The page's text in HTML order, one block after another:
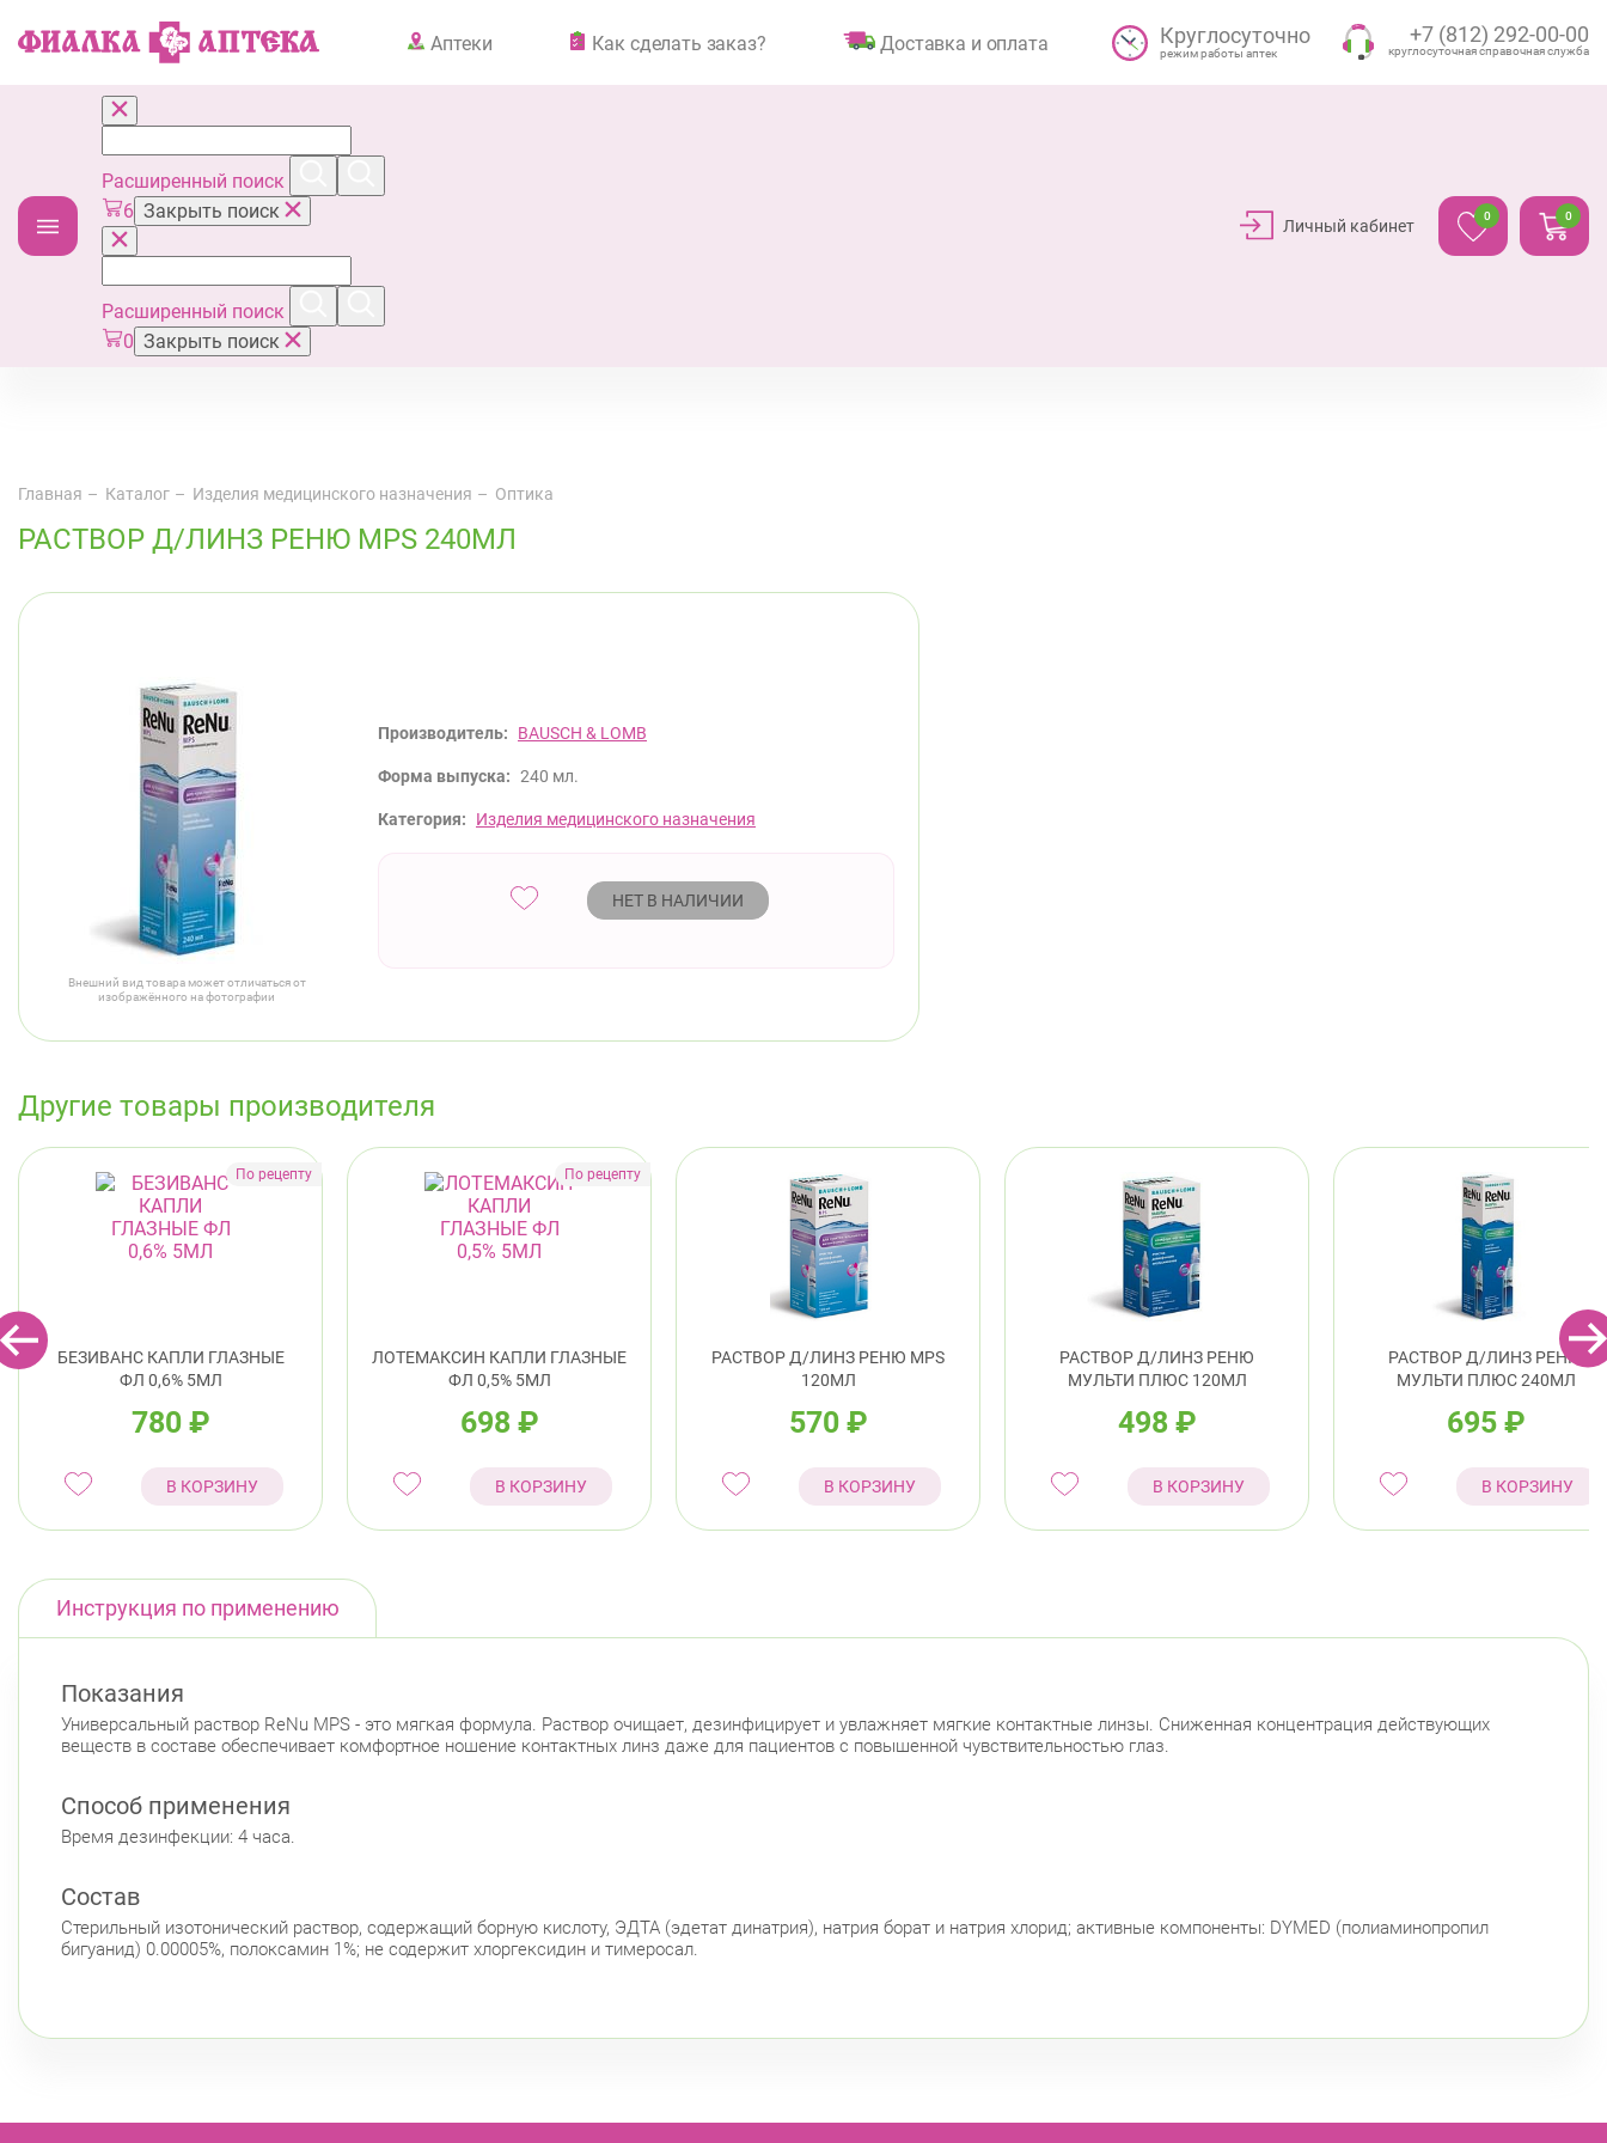
Аптеки Как сделать заказ? Доставка и оплата Круглосуточно
режим работы аптек
+7 (812) 292-00-00
круглосуточная справочная служба
Расширенный поиск
6 Закрыть поиск
Расширенный поиск
0 Закрыть поиск
Личный кабинет
0 0
Главная Каталог Изделия медицинского назначения Оптика
РАСТВОР Д/ЛИНЗ РЕНЮ MPS 240МЛ
Внешний вид товара может отличаться от
изображённого на фотографии
Производитель: BAUSCH & LOMB
Форма выпуска: 240 мл.
Категория: Изделия медицинского назначения
НЕТ В НАЛИЧИИ
Другие товары производителя
БЕЗИВАНС КАПЛИ ГЛАЗНЫЕ
ФЛ 0,6% 5МЛ
780 ₽
В КОРЗИНУ
ЛОТЕМАКСИН КАПЛИ ГЛАЗНЫЕ
ФЛ 0,5% 5МЛ
698 ₽
В КОРЗИНУ
РАСТВОР Д/ЛИНЗ РЕНЮ MPS
120МЛ
570 ₽
В КОРЗИНУ
РАСТВОР Д/ЛИНЗ РЕНЮ
МУЛЬТИ ПЛЮС 120МЛ
498 ₽
В КОРЗИНУ
РАСТВОР Д/ЛИНЗ РЕНЮ
МУЛЬТИ ПЛЮС 240МЛ
695 ₽
В КОРЗИНУ
Инструкция по применению
Показания
Универсальный раствор ReNu MPS - это мягкая формула. Раствор очищает, дезинфицирует и увлажняет мягкие контактные линзы. Сниженная концентрация действующих
веществ в составе обеспечивает комфортное ношение контактных линз даже для пациентов с повышенной чувствительностью глаз.
Способ применения
Время дезинфекции: 4 часа.
Состав
Стерильный изотонический раствор, содержащий борную кислоту, ЭДТА (эдетат динатрия), натрия борат и натрия хлорид; активные компоненты: DYMED (полиаминопропил
бигуанид) 0.00005%, полоксамин 1%; не содержит хлоргексидин и тимеросал.